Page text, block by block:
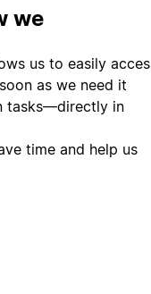
we
us to easily
as we need it
tasks—directly in
time and help us